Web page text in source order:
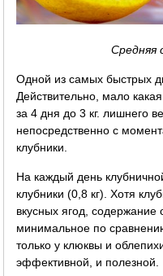
Средняя
Одной из самых быстрых
Действительно, мало
за 4 дня до 3 кг. лишнего
непосредственно с
клубники.
На каждый день
клубники (0,8 кг). Хотя
вкусных ягод, содержание
минимальное по
только у клюквы и
эффективной, и полезной.